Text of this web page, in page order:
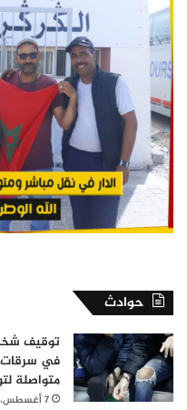
حوادث
توقيف
في سرقات
متواصلة
7 أغسطس، 2026